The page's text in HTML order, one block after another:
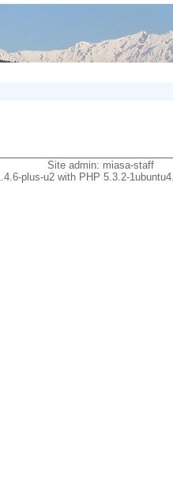
Site admin: miasa-staff
plus-u2 with PHP 5.3.2-